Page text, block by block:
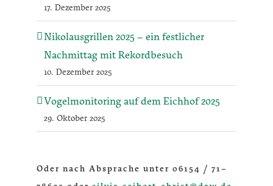
17. Dezember 2025
Nikolausgrillen 2025 – ein festlicher
Nachmittag mit Rekordbesuch
10. Dezember 2025
Vogelmonitoring auf dem Eichhof 2025
29. Oktober 2025
Oder nach Absprache unter 06154 / 71–